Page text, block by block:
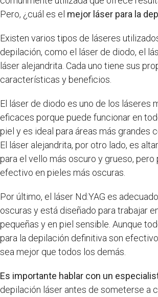
Pero, ¿cuál es el mejor láser para la
Existen varios tipos de láseres
depilación, como el láser de diodo, el
láser alejandrita. Cada uno tiene sus
características y beneficios.
El láser de diodo es uno de los láseres
eficaces porque puede funcionar en
piel y es ideal para áreas más grandes
El láser alejandrita, por otro lado, es
para el vello más oscuro y grueso, pero
efectivo en pieles más oscuras.
Por último, el láser Nd:YAG es
oscuras y está diseñado para trabajar
pequeñas y en piel sensible. Aunque
para la depilación definitiva son
sea mejor que todos los demás.
Es importante hablar con un
depilación láser antes de someterse a